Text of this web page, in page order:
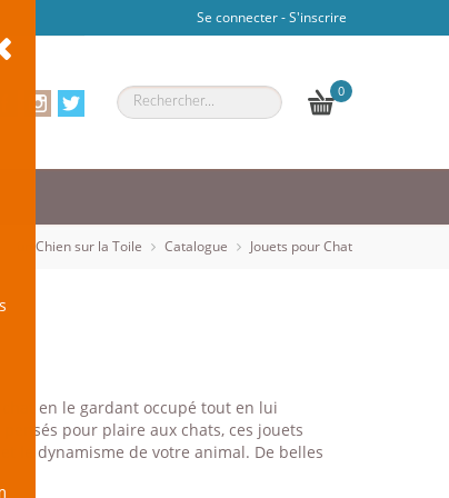
Se connecter-S'inscrire
0
un Chien sur la Toile Catalogue Jouets pour Chat
en le gardant occupé tout en lui
pour plaire aux chats, ces jouets
le dynamisme de votre animal. De belles